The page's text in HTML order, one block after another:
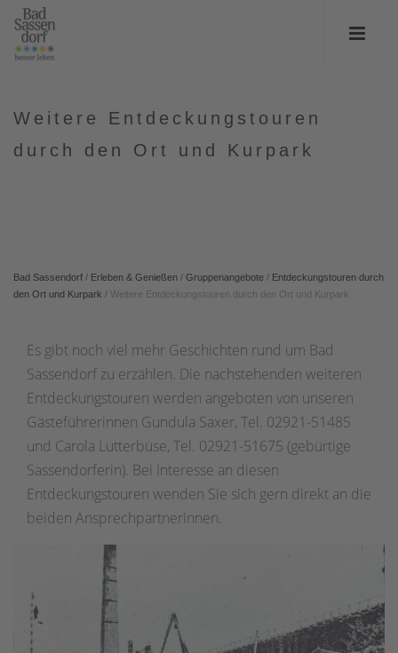
Weitere Entdeckungstouren
durch den Ort und Kurpark
Bad Sassendorf / Erleben & Genießen / Gruppenangebote / Entdeckungstouren durch
den Ort und Kurpark / Weitere Entdeckungstouren durch den Ort und Kurpark
Es gibt noch viel mehr Geschichten rund um Bad
Sassendorf zu erzählen. Die nachstehenden weiteren
Entdeckungstouren werden angeboten von unseren
Gästeführerinnen Gundula Saxer, Tel. 02921-51485
und Carola Lutterbüse, Tel. 02921-51675 (gebürtige
Sassendorferin). Bei Interesse an diesen
Entdeckungstouren wenden Sie sich gern direkt an die
beiden Ansprechpartnerinnen.